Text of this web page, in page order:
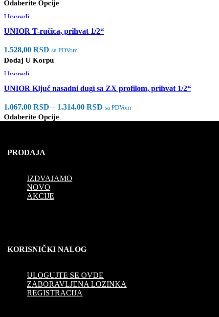
Odaberite Opcije
Uporedi
Brzi pregled
UNIOR T-ručica, prihvat 1/2“
1.528,00 RSD sa PDVom
Dodaj U Korpu
Uporedi
Brzi pregled
UNIOR Ključ nasadni dugi sa ZX profilom, prihvat 1/2“
1.067,00 RSD – 1.314,00 RSD sa PDVom
Odaberite Opcije
PRODAJA
IZDVAJAMO
NOVO
AKCIJE
KORISNIČKI NALOG
ULOGUJTE SE OVDE
ZABORAVLJENA LOZINKA
REGISTRACIJA